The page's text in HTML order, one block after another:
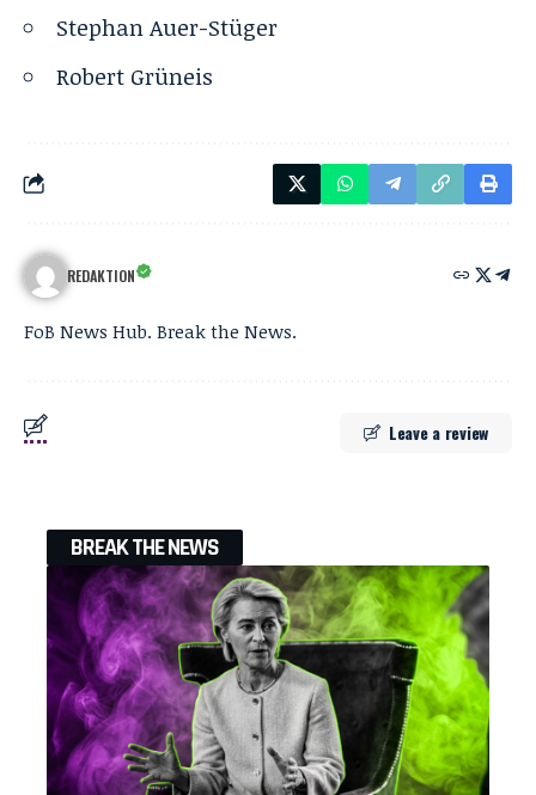
Stephan Auer-Stüger
Robert Grüneis
REDAKTION
FoB News Hub. Break the News.
Leave a review
BREAK THE NEWS